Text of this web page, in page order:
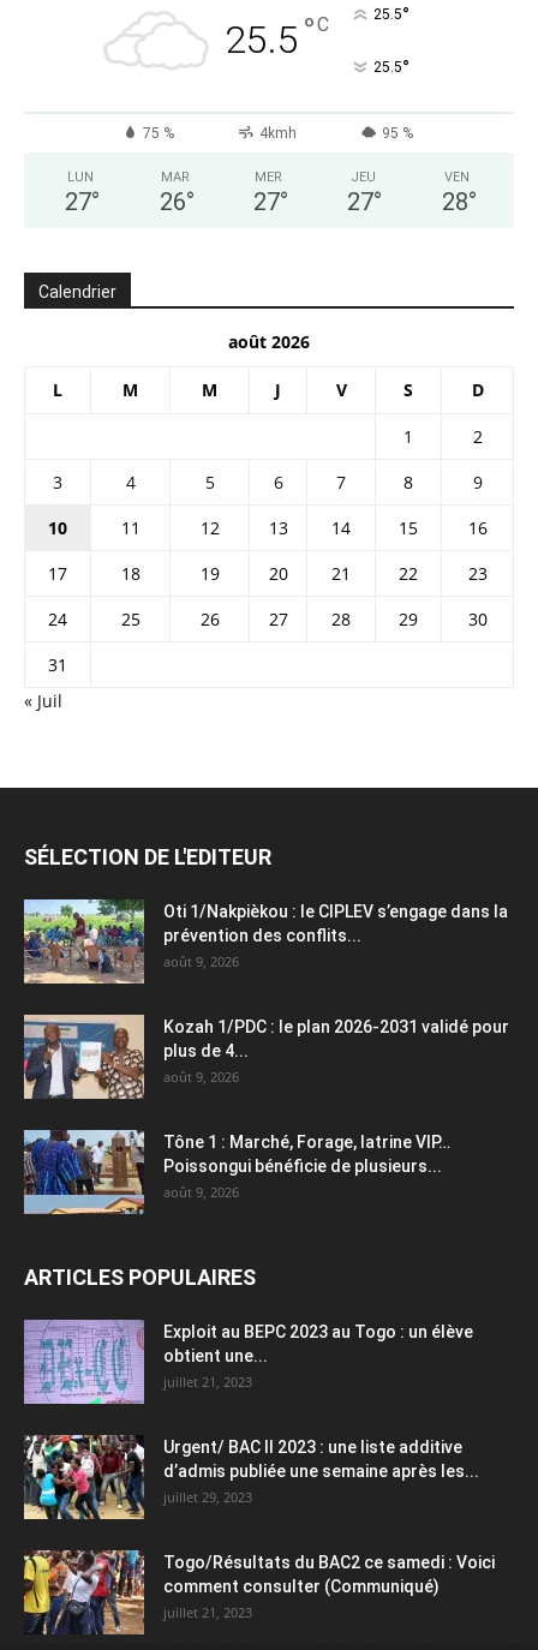
25.5 °C 25.5°
25.5°
75 % 4kmh 95 %
LUN
27°
MAR
26°
MER
27°
JEU
27°
VEN
28°
Calendrier
août 2026
L M M J V S D
1
2
3
4 5 6 7 8
9
10
11 12 13 14 15
16
17
18 19 20 21 22
23
24
25 26 27 28 29
30
31
« Juil
SÉLECTION DE L'EDITEUR
Oti 1/Nakpièkou : le CIPLEV s’engage dans la
prévention des conflits...
août 9, 2026
Kozah 1/PDC : le plan 2026-2031 validé pour
plus de 4...
août 9, 2026
Tône 1 : Marché, Forage, latrine VIP…
Poissongui bénéficie de plusieurs...
août 9, 2026
ARTICLES POPULAIRES
Exploit au BEPC 2023 au Togo : un élève
obtient une...
juillet 21, 2023
Urgent/ BAC II 2023 : une liste additive
d’admis publiée une semaine après les...
juillet 29, 2023
Togo/Résultats du BAC2 ce samedi : Voici
comment consulter (Communiqué)
juillet 21, 2023